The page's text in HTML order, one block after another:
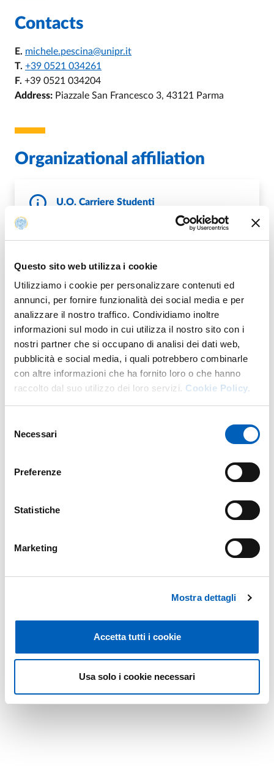
Questo sito web utilizza i cookie
Utilizziamo i cookie per personalizzare contenuti ed
annunci, per fornire funzionalità dei social media e per
analizzare il nostro traffico. Condividiamo inoltre
informazioni sul modo in cui utilizza il nostro sito con i
nostri partner che si occupano di analisi dei dati web,
pubblicità e social media, i quali potrebbero combinarle
con altre informazioni che ha fornito loro o che hanno
raccolto dal suo utilizzo dei loro servizi. Cookie Policy.
delNecessari
Preferenze
Statistiche
Marketing
Mostra dettagli
Accetta tutti i cookie
Usa solo i cookie necessari
Contacts
E. michele.pescina@unipr.it
T. +39 0521 034261
F. +39 0521 034204
Address: Piazzale San Francesco 3, 43121 Parma
Organizational affiliation
U.O. Carriere Studenti
P. sett.carrierestudenti@pec.unipr.it
W. 14
More facility staff at this address
Personale tecnico amministrativo